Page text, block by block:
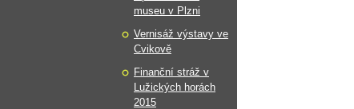
museu v Plzni
Vernisáž výstavy ve
Cvikově
Finanční stráž v
Lužických horách
2015